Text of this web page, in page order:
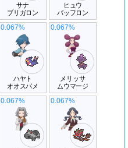
サナ
ブリガロン
ヒュウ
バッフロン
ハヤト
オオスバメ
0.067%
メリッサ
ムウマージ
0.067%
0.067% 0.067%